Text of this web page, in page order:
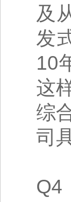
及
发
10
这
综
司
Q4